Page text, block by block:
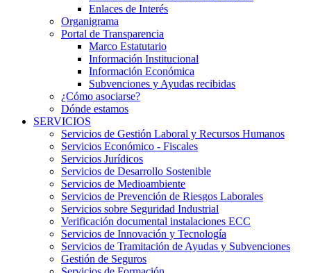
Enlaces de Interés
Organigrama
Portal de Transparencia
Marco Estatutario
Información Institucional
Información Económica
Subvenciones y Ayudas recibidas
¿Cómo asociarse?
Dónde estamos
SERVICIOS
Servicios de Gestión Laboral y Recursos Humanos
Servicios Económico - Fiscales
Servicios Jurídicos
Servicios de Desarrollo Sostenible
Servicios de Medioambiente
Servicios de Prevención de Riesgos Laborales
Servicios sobre Seguridad Industrial
Verificación documental instalaciones ECC
Servicios de Innovación y Tecnología
Servicios de Tramitación de Ayudas y Subvenciones
Gestión de Seguros